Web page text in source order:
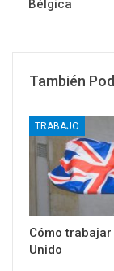
Bélgica
También
TRABAJO
Cómo trabajar
Unido